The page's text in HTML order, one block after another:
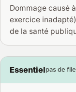
Dommage causé
exercice
de la santé
Essentielpas de